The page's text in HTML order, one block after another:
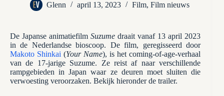
Glenn april 13, 2023 Film, Film nieuws
De Japanse animatiefilmSuzume draait vanaf 13 april 2023
in de Nederlandse bioscoop. De film, geregisseerd door
Makoto Shinkai (Your Name), is het coming-of-age-verhaal
van de 17-jarige Suzume. Ze reist af naar verschillende
rampgebieden in Japan waar ze deuren moet sluiten die
verwoesting veroorzaken. Bekijk hieronder de trailer.